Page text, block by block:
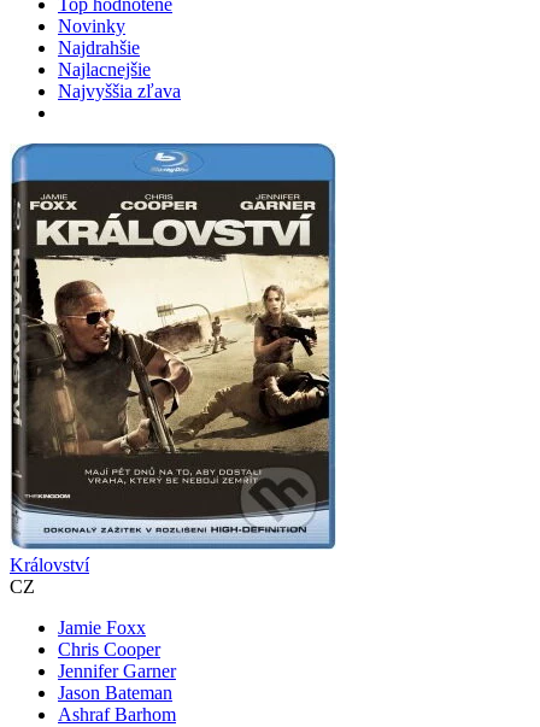
Top hodnotené
Novinky
Najdrahšie
Najlacnejšie
Najvyššia zľava
Království
CZ
Jamie Foxx
Chris Cooper
Jennifer Garner
Jason Bateman
Ashraf Barhom